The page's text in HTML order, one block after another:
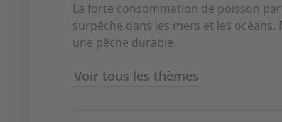
La forte consommation de poisson
surpêche dans les mers et les
une pêche durable.
Voir tous les thèmes